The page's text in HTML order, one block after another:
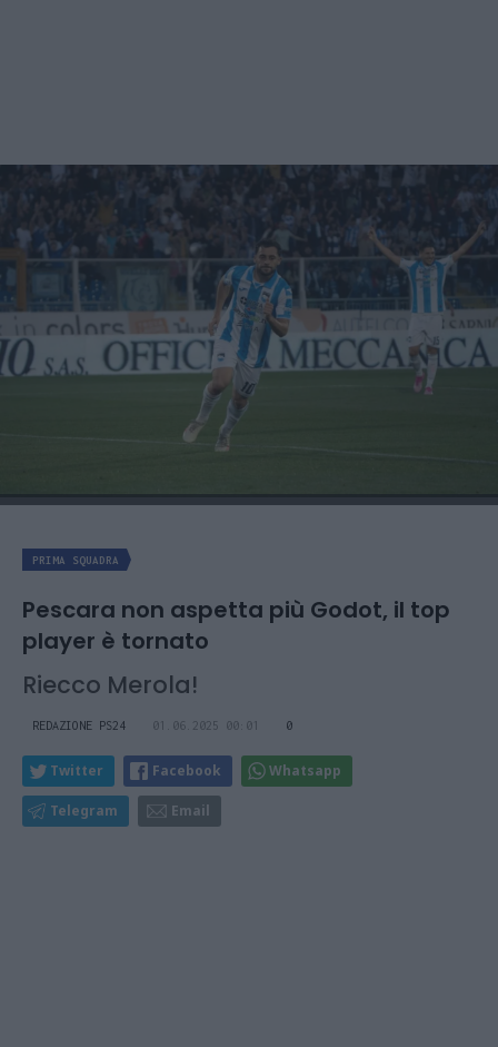
PRIMA SQUADRA
Pescara non aspetta più Godot, il top
player è tornato
Riecco Merola!
REDAZIONE PS24 01.06.2025 00:01 0
Twitter Facebook Whatsapp
Telegram Email